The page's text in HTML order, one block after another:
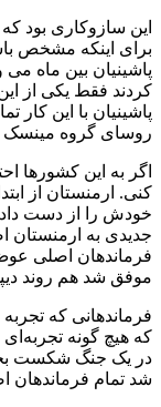
این سازوکاری بود
برای اینکه مشخص
کردند فقط یکی از
پاشینیان با این کار
روسای گروه مینسک
اگر به این کشورها
کنی. ارمنستان از
خودش را از دست
جدیدی به ارمنستان
فرماندهان اصلی
موفق شد هم روند
فرماندهانی که
که هیچ گونه تجربه‌ای
در یک جنگ شکست
شد تمام